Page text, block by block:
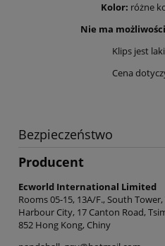
Kolor: różne
Nie ma
Klips jest
Cena
Bezpieczeństwo
Producent
Ecworld International Limited
Rooms 05-15, 13A/F., South
Harbour City, 17 Canton Road,
852 Hong Kong, Chiny